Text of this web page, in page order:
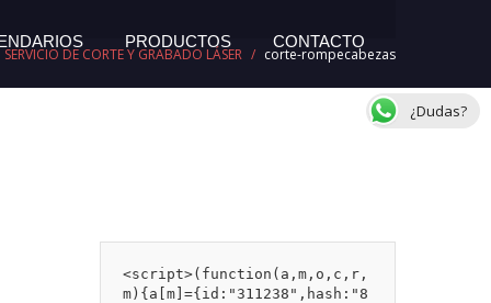
PRODUCTOS CONTACTO
SERVICIO DE CORTE Y GRABADO LÁSER / corte-rompecabezas
<script>(function(a,m,o,c,r,
m){a[m]={id:"311238",hash:"8
¿Dudas?